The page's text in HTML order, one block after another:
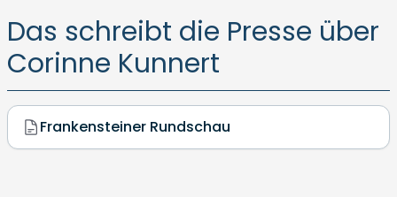
Das schreibt die Presse über
Corinne Kunnert
Frankensteiner Rundschau